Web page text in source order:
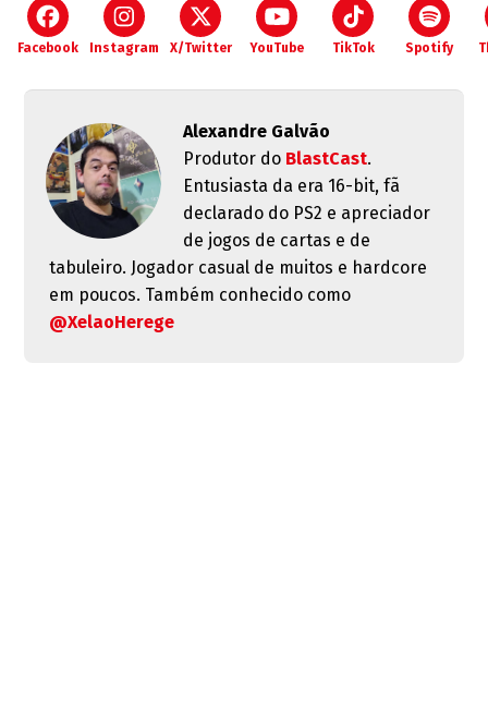
Facebook Instagram X/Twitter YouTube TikTok Spotify
Alexandre Galvão
Produtor do BlastCast.
Entusiasta da era 16-bit, fã
declarado do PS2 e apreciador
de jogos de cartas e de
tabuleiro. Jogador casual de muitos e hardcore
em poucos. Também conhecido como
@XelaoHerege